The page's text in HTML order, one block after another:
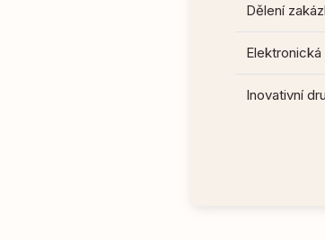
Dělení
Elektronická
Inovativní